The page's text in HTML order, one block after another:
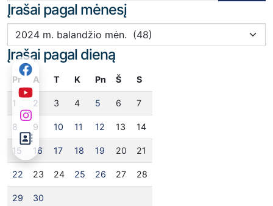
Įrašai pagal mėnesį
Įrašai pagal mėnesį
Įrašai pagal dieną
Pr A T K Pn Š S
1 2 3 4 5 6 7
8 9 10 11 12 13 14
15 16 17 18 19 20 21
22 23 24 25 26 27 28
29 30